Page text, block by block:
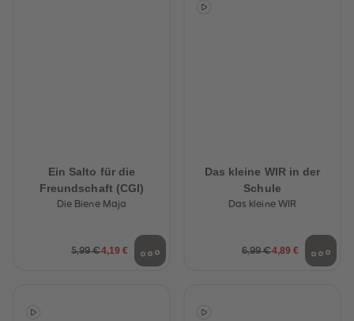
Ein Salto für die
Freundschaft (CGI)
Die Biene Maja
5,99 €4,19 €
Das kleine WIR in der
Schule
Das kleine WIR
6,99 €4,89 €